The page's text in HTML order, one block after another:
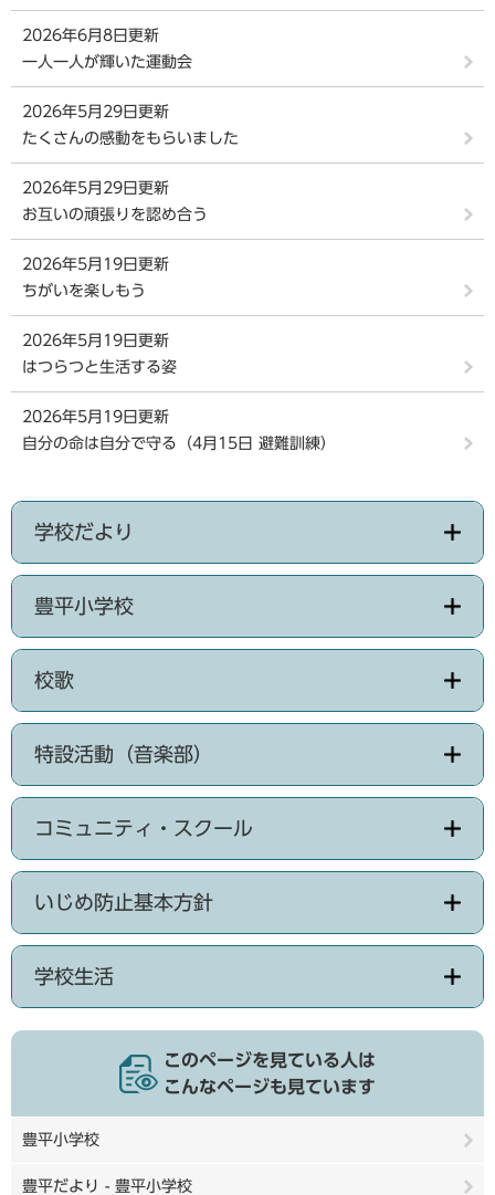
2026年6月8日更新
一人一人が輝いた運動会
2026年5月29日更新
たくさんの感動をもらいました
2026年5月29日更新
お互いの頑張りを認め合う
2026年5月19日更新
ちがいを楽しもう
2026年5月19日更新
はつらつと生活する姿
2026年5月19日更新
自分の命は自分で守る（4月15日 避難訓練）
学校だより
豊平小学校
校歌
特設活動（音楽部）
コミュニティ・スクール
いじめ防止基本方針
学校生活
このページを見ている人は
こんなページも見ています
豊平小学校
豊平だより - 豊平小学校